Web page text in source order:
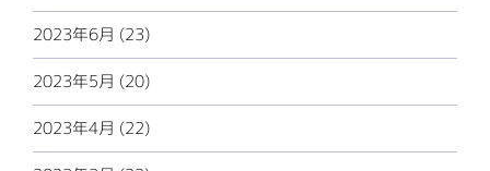
2023年6月 (23)
2023年5月 (20)
2023年4月 (22)